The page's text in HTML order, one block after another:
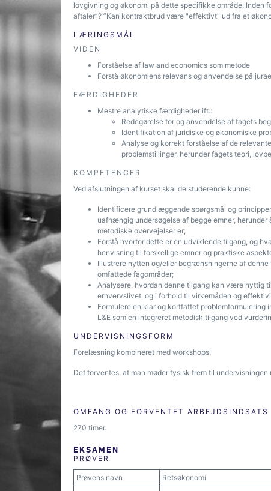
lovgivning og økonomi på dette specifikke område. Inden
aftaler”? ”Kan kontraktbrud være "effektivt" ud fra et
LÆRINGSMÅL
VIDEN
Forståelse af law and economics som metode
Forstå økonomiens relevans og anvendelse på
FÆRDIGHEDER
Mestre analytiske færdigheder ift.:
Redegørelse for og anvendelse af fagets
Identifikation af juridiske og økonomiske
Analyse og korrekt forståelse af de
problemstillinger, herunder fagets teori,
KOMPETENCER
Ved afslutningen af ​​kurset skal de studerende kunne:
Identificere grundlæggende spørgsmål og
uafhængig undersøgelse af begge emner,
metodiske overvejelser er;
Forstå hvorfor dette er en udviklende tilgang, og
henvisning til forskellige emner og praktiske
Illustrere nytten og/eller begrænsningerne af
omfattede fagområder;
Analysere, hvordan denne tilgang kan være nyttig
erhvervslivet, og i forhold til virkemåden og
Formulere en klar og kortfattet
L&E som en integreret metodisk tilgang ved
UNDERVISNINGSFORM
Forelæsning kombineret med workshops.
Det forventes, at man møder fysisk frem til
OMFANG OG FORVENTET ARBEJDSINDSATS
270 timer.
EKSAMEN
PRØVER
Prøvens navn
Retsøkonomi